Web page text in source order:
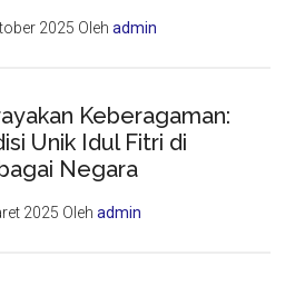
2025 Olehadmin
Keberagaman:
Unik Idul Fitri di
Negara
2025 Olehadmin